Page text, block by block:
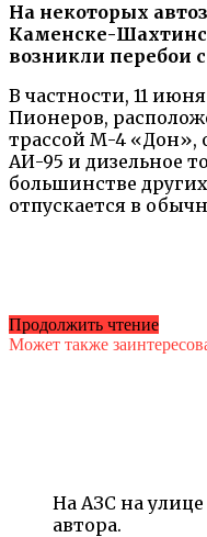
На некоторых
Каменске-
возникли перебои
В частности, 11
Пионеров,
трассой М-4 «Дон»,
АИ-95 и дизельное
большинстве
отпускается в
На АЗС на
автора.
Продолжить чтение
Может также